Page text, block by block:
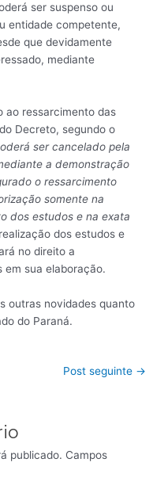
ser suspenso ou
entidade competente,
que devidamente
mediante
ao ressarcimento das
Decreto, segundo o
ser cancelado pela
a demonstração
o ressarcimento
somente na
dos estudos e na exata
dos estudos e
no direito a
em sua elaboração.
outras novidades quanto
do Paraná.
Post seguinte →
publicado. Campos